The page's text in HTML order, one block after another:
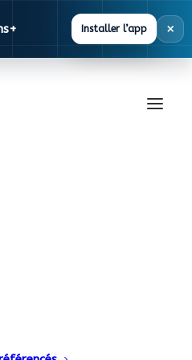
Installer l’app ×
en